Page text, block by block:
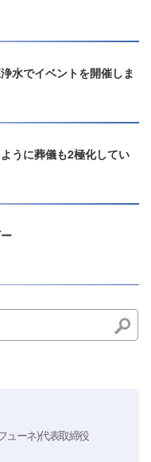
水でイベントを開催しま
うに葬儀も2極化してい
ューネ)代表取締役